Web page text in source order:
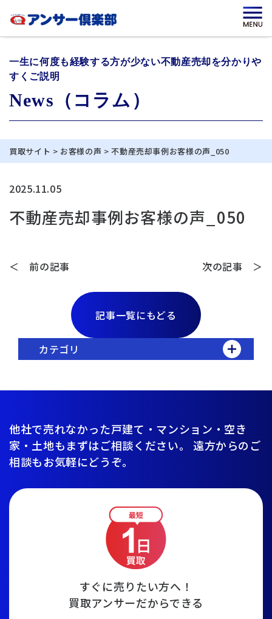
一生に何度も経験する方が少ない不動産売却を分かりや
すくご説明
News（コラム）
買取サイト > お客様の声 >不動産売却事例お客様の声_050
カテゴリ
2025.11.05
不動産売却事例お客様の声_050
＜ 前の記事 次の記事 ＞
記事一覧にもどる
他社で売れなかった戸建て・マンション・空き
家・土地もまずはご相談ください。
遠方からのご
相談もお気軽にどうぞ。
すぐに売りたい方へ！
買取アンサーだからできる